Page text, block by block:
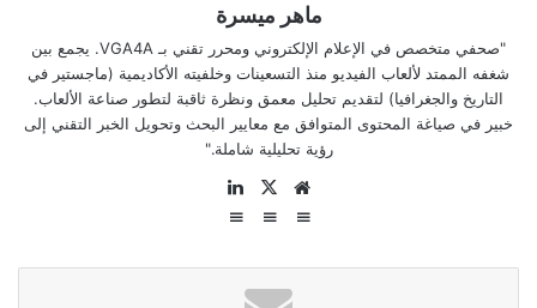
ماهر ميسرة
"صحفي متخصص في الإعلام الإلكتروني ومحرر تقني بـ VGA4A. يجمع بين
شغفه الممتد لألعاب الفيديو منذ التسعينات وخلفيته الأكاديمية (ماجستير في
التاريخ والجغرافيا) لتقديم تحليل معمق ونظرة ثاقبة لتطور صناعة الألعاب.
خبير في صياغة المحتوى المتوافق مع معايير البحث وتحويل الخبر التقني إلى
رؤية تحليلية شاملة."
موقع
‫X لينكدإن